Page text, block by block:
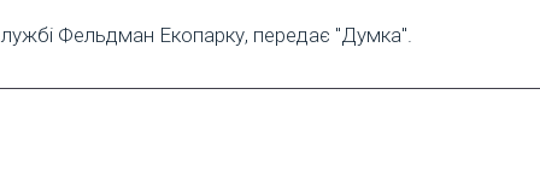
Фельдман Екопарку, передає "Думка".